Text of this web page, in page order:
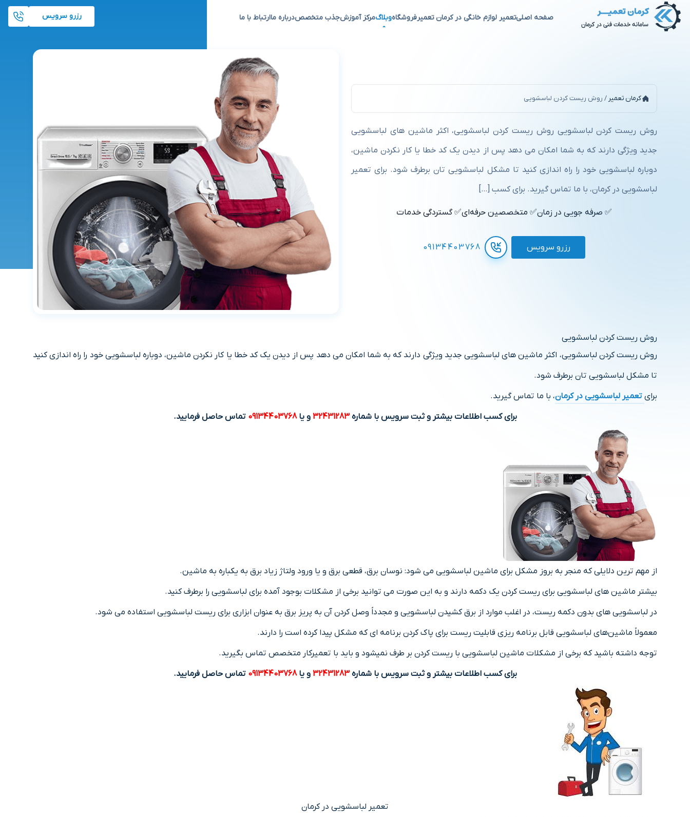
صفحه اصلیتعمیر لوازم خانگی در کرمان تعمیرفروشگاهوبلاگمرکز آموزشجذب متخصصدرباره ماارتباط با ما رزرو سرویس
کرمان تعمیر / روش ریست کردن لباسشویی
روش ریست کردن لباسشویی روش ریست کردن لباسشویی، اکثر ماشین های لباسشویی
جدید ویژگی دارند که به شما امکان می دهد پس از دیدن یک کد خطا یا کار نکردن ماشین،
دوباره لباسشویی خود را راه اندازی کنید تا مشکل لباسشویی تان برطرف شود. برای تعمیر
لباسشویی در کرمان، با ما تماس گیرید. برای کسب […]
✅ صرفه جویی در زمان✅ متخصصین حرفه‌ای✅ گستردگی خدمات
رزرو سرویس 09134403768
روش ریست کردن لباسشویی
روش ریست کردن لباسشویی، اکثر ماشین های لباسشویی جدید ویژگی دارند که به شما امکان می دهد پس از دیدن یک کد خطا یا کار نکردن ماشین، دوباره لباسشویی خود را راه اندازی کنید
تا مشکل لباسشویی تان برطرف شود.
برای تعمیر لباسشویی در کرمان، با ما تماس گیرید.
برای کسب اطلاعات بیشتر و ثبت سرویس با شماره32431283 و یا09134403768 تماس حاصل فرمایید.
از مهم ترین دلایلی که منجر به بروز مشکل برای ماشین لباسشویی می شود: نوسان برق، قطعی برق و یا ورود ولتاژ زیاد برق به یکباره به ماشین.
بیشتر ماشین های لباسشویی برای ریست کردن یک دکمه دارند و به این صورت می توانید برخی از مشکلات بوجود آمده برای لباسشویی را برطرف کنید.
در لباسشویی های بدون دکمه ریست، در اغلب موارد از برق کشیدن لباسشویی و مجدداً وصل کردن آن به پریز برق به عنوان ابزاری برای ریست لباسشویی استفاده می شود.
معمولاً ماشین‌های لباسشویی قابل برنامه ریزی قابلیت ریست برای پاک کردن برنامه ای که مشکل پیدا کرده است را دارند.
توجه داشته باشید که برخی از مشکلات ماشین لباسشویی با ریست کردن بر طرف نمیشود و باید با تعمیرکار متخصص تماس بگیرید.
برای کسب اطلاعات بیشتر و ثبت سرویس با شماره32431283 و یا09134403768 تماس حاصل فرمایید.
تعمیر لباسشویی در کرمان